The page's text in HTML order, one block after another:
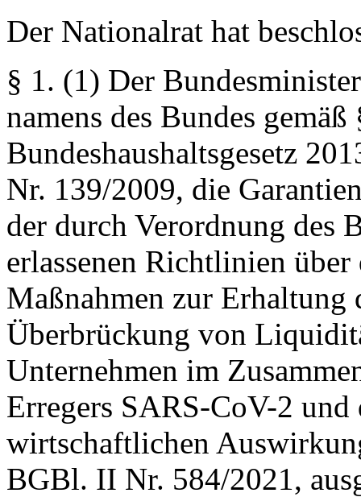
Der Nationalrat hat
§ 1. (1) Der
namens des Bundes
Bundeshaushaltsgesetz
Nr. 139/2009, die
der durch Verordnung des
erlassenen Richtlinien
Maßnahmen zur
Überbrückung von
Unternehmen im
Erregers SARS-CoV-2 und
wirtschaftlichen
BGBl. II Nr. 584/2021,